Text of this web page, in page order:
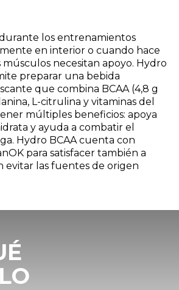
los entrenamientos
en interior o cuando hace
necesitan apoyo. Hydro
preparar una bebida
que combina BCAA (4,8 g
L-citrulina y vitaminas del
múltiples beneficios: apoya
y ayuda a combatir el
Hydro BCAA cuenta con
para satisfacer también a
evitar las fuentes de origen